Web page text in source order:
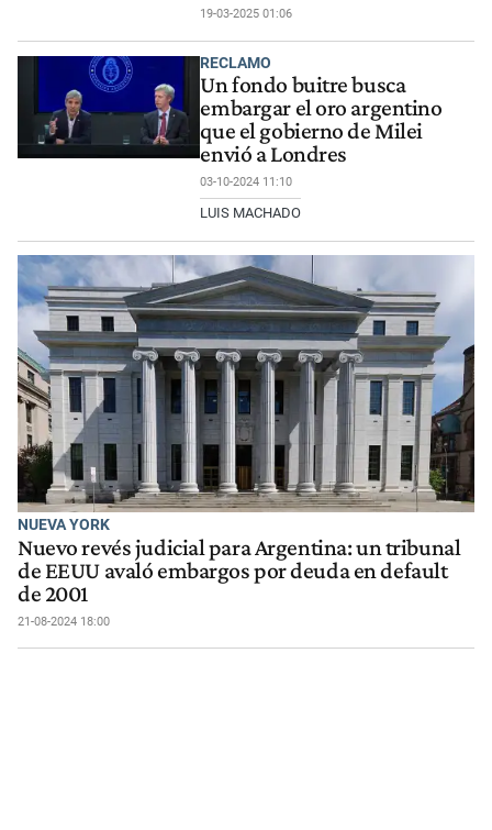
19-03-2025 01:06
RECLAMO
Un fondo buitre busca
embargar el oro argentino
que el gobierno de Milei
envió a Londres
03-10-2024 11:10
LUIS MACHADO
NUEVA YORK
Nuevo revés judicial para Argentina: un tribunal
de EEUU avaló embargos por deuda en default
de 2001
21-08-2024 18:00